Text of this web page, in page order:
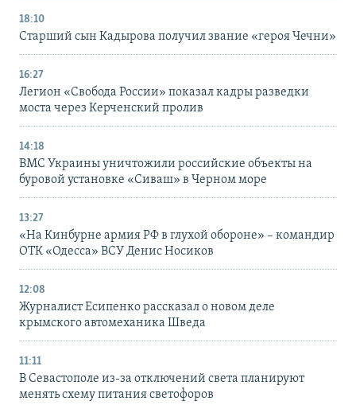
18:10
Старший сын Кадырова получил звание «героя Чечни»
16:27
Легион «Свобода России» показал кадры разведки
моста через Керченский пролив
14:18
ВМС Украины уничтожили российские объекты на
буровой установке «Сиваш» в Черном море
13:27
«На Кинбурне армия РФ в глухой обороне» – командир
ОТК «Одесса» ВСУ Денис Носиков
12:08
Журналист Есипенко рассказал о новом деле
крымского автомеханика Шведа
11:11
В Севастополе из-за отключений света планируют
менять схему питания светофоров